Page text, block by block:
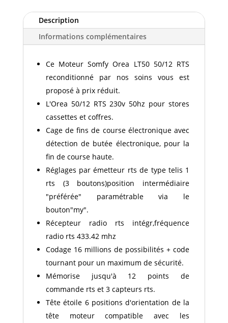
LT50
50/12
Description
Informations complémentaires
Ce Moteur Somfy Orea LT50 50/12 RTS
reconditionné par nos soins vous est
proposé à prix réduit.
L'Orea 50/12 RTS 230v 50hz pour stores
cassettes et coffres.
Cage de fins de course électronique avec
détection de butée électronique, pour la
fin de course haute.
Réglages par émetteur rts de type telis 1
rts (3 boutons)position intermédiaire
"préférée" paramétrable via le
bouton"my".
Récepteur radio rts intégr,fréquence
radio rts 433.42 mhz
Codage 16 millions de possibilités + code
tournant pour un maximum de sécurité.
Mémorise jusqu'à 12 points de
commande rts et 3 capteurs rts.
Tête étoile 6 positions d'orientation de la
tête moteur compatible avec les